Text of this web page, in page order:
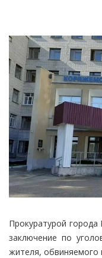
Прокуратурой
заключение по
жителя, обвиняемого